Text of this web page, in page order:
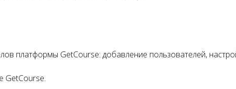
платформы GetCourse: добавление пользователей,
GetCourse.